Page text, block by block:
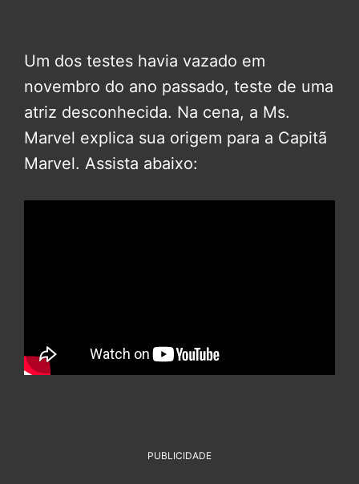
Um dos testes havia vazado em
novembro do ano passado, teste de uma
atriz desconhecida. Na cena, a Ms.
Marvel explica sua origem para a Capitã
Marvel. Assista abaixo:
PUBLICIDADE